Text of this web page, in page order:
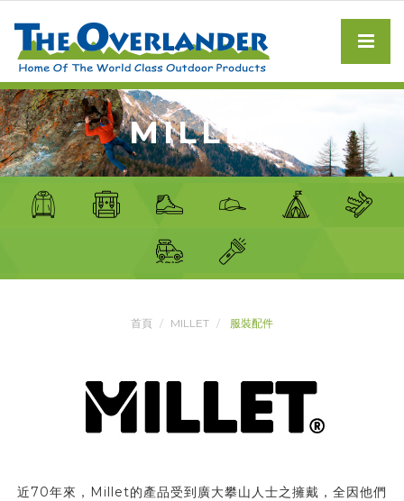
MILLET
首頁 MILLET 服裝配件
近70年來，Millet的產品受到廣大攀山人士之擁戴，全因他們